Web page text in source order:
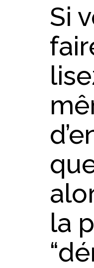
Si
la